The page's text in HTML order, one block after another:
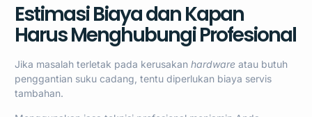
Estimasi Biaya dan Kapan
Harus Menghubungi Profesional
Jika masalah terletak pada kerusakan hardware atau butuh
penggantian suku cadang, tentu diperlukan biaya servis
tambahan.